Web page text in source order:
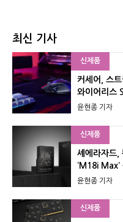
최신 기사
신제품
커세어, 스
와이어리스
윤현종 기자
신제품
셰에라자드,
‘M18i Max’
윤현종 기자
신제품